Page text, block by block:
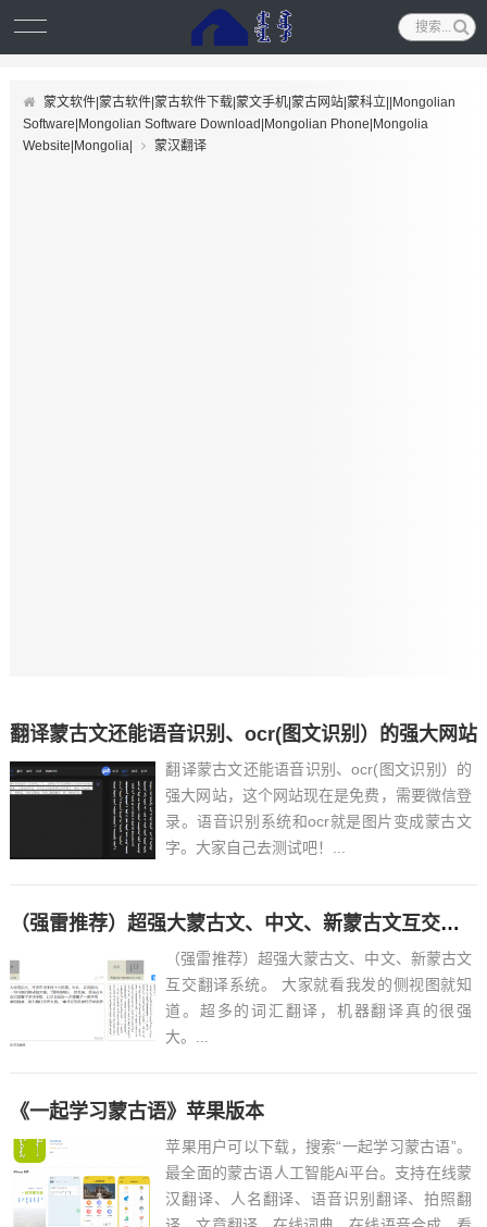
蒙文软件|蒙古软件|蒙古软件下载|蒙文手机|蒙古网站|蒙科立||Mongolian
Software|Mongolian Software Download|Mongolian Phone|Mongolia
Website|Mongolia|
蒙汉翻译
翻译蒙古文还能语音识别、ocr(图文识别）的强大网站
翻译蒙古文还能语音识别、ocr(图文识别）的
强大网站，这个网站现在是免费，需要微信登
录。语音识别系统和ocr就是图片变成蒙古文
字。大家自己去测试吧！...
（强雷推荐）超强大蒙古文、中文、新蒙古文互交翻译系统
（强雷推荐）超强大蒙古文、中文、新蒙古文
互交翻译系统。 大家就看我发的侧视图就知
道。超多的词汇翻译，机器翻译真的很强
大。...
《一起学习蒙古语》苹果版本
苹果用户可以下载，搜索“一起学习蒙古语”。
最全面的蒙古语人工智能Ai平台。支持在线蒙
汉翻译、人名翻译、语音识别翻译、拍照翻